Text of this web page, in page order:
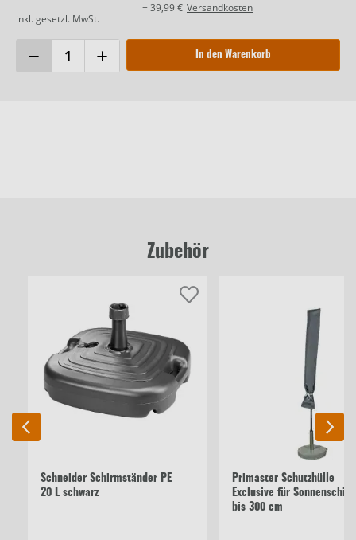
inkl. gesetzl. MwSt.
+ 39,99 € Versandkosten
In den Warenkorb
Zubehör
Schneider Schirmständer PE
20 L schwarz
Primaster Schutzhülle
Exclusive für
bis 300 cm